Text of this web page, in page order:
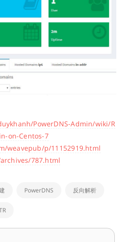
PowerDNS-Admin/wiki/R
on-Centos-7
weavepub/p/11152919.html
787.html
PowerDNS 反向解析